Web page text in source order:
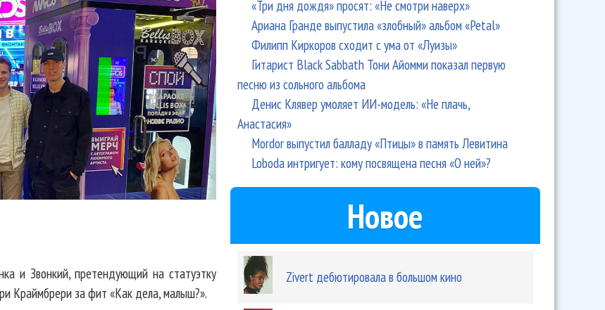
и Звонкий, претендующий на статуэтку
Краймбрери за фит «Как дела, малыш?».
«Три дня дождя» просят: «Не смотри наверх»
Ариана Гранде выпустила «злобный» альбом «Petal»
Филипп Киркоров сходит с ума от «Луизы»
Гитарист Black Sabbath Тони Айомми показал первую
песню из сольного альбома
Денис Клявер умоляет ИИ-модель: «Не плачь,
Анастасия»
Mordor выпустил балладу «Птицы» в память Левитина
Loboda интригует: кому посвящена песня «О ней»?
Новое
Zivert дебютировала в большом кино